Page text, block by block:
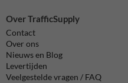
Over TrafficSupply
Contact
Over ons
Nieuws en Blog
Levertijden
Veelgestelde vragen / FAQ